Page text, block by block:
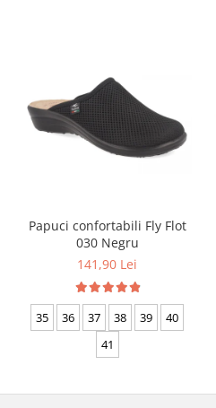
Papuci confortabili Fly Flot
030 Negru
141,90 Lei
35 36 37 38 39
40
41